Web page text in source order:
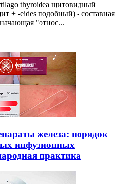
thyroidea щитовидный
+ -eides подобный) - составная
"относ...
железа: порядок
инфузионных
практика